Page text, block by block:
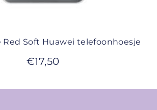
Red Soft Huawei telefoonhoesje
€17,50